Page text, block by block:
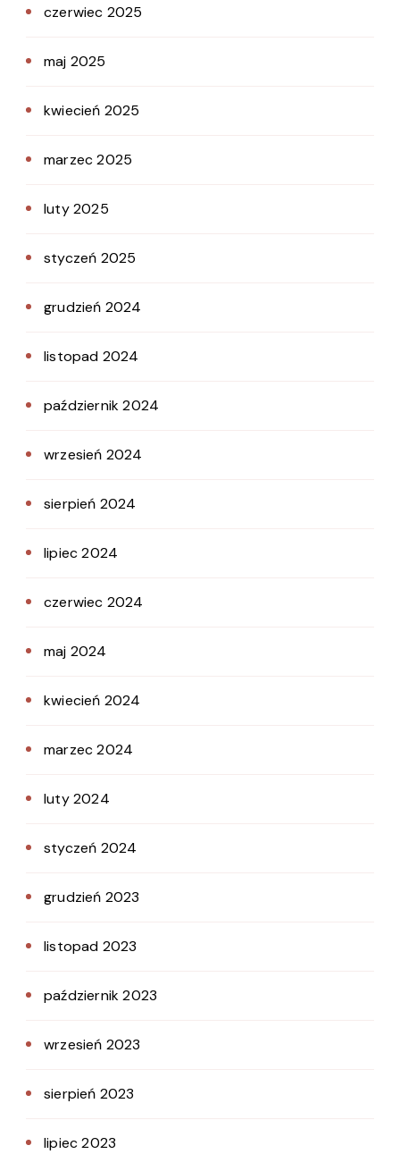
czerwiec 2025
maj 2025
kwiecień 2025
marzec 2025
luty 2025
styczeń 2025
grudzień 2024
listopad 2024
październik 2024
wrzesień 2024
sierpień 2024
lipiec 2024
czerwiec 2024
maj 2024
kwiecień 2024
marzec 2024
luty 2024
styczeń 2024
grudzień 2023
listopad 2023
październik 2023
wrzesień 2023
sierpień 2023
lipiec 2023